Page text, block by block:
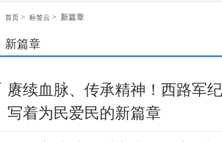
首页 > 标签云 > 新篇章
新篇章
赓续血脉、传承精神！西路军
写着为民爱民的新篇章